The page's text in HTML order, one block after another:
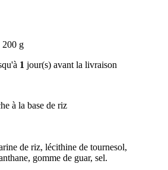
200 g
1 jour(s) avant la livraison
à la base de riz
de riz, lécithine de tournesol,
gomme de guar, sel.